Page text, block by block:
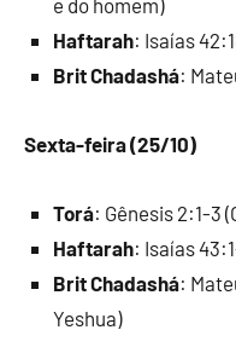
e do homem)
Haftarah: Isaías
Brit Chadashá:
Sexta-feira (25/10)
Torá: Gênesis 2:1-3
Haftarah: Isaías
Brit Chadashá:
Yeshua)